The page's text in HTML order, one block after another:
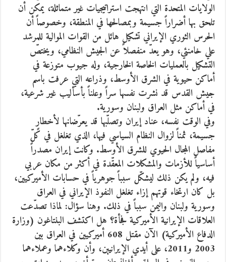
الولايات المتحدة التي انتهجت استراتيجيات غير متماثلة، يمكن أن
تلحق بها أضراراً جسيمة وبمصالحها في المنطقة، وخصوصاً أن
الحرس الثوري الإيراني تشكيل هائل من القوات الموالية للمرشد
علي خامنئي، وهو يعدّ منفصلاً عن الجيش النظامي، ويختصّ
التشكيل بالعمليات الخاصة الخارجية، وله جيوب متوزعة في
أماكن حيوية في الشرق الأوسط، وذراعه التي عرفت باسم
جيش القدس قد نشرت نفسها سراً وعلناً بأسأليب غير شرعية،
في أماكن مثل العراق ولبنان وسورية.
وفي الوقت نفسه، عناد إيران وتصلّبها قد يعرّضانها لأخطارٍ
جسيمة، ثمناً لزوال النظام السياسي فيها، الذي تغلغل في كلّ
مفاصل المجال الحيوي للشرق الأوسط. وكانت إيران مصدراً
أساسياً للأزمات والمشكلات المعقّدة في أكثر من مكان عربي
فيه، ولم يكن ذلك ليشكّل سبباً جوهرياً في حسابات الأميركيين،
بل كان ارتخاء قوتهم إزاء تغلغل النفوذ الإيراني في العراق
وسورية ولبنان واليمن سبباً في ذلك. وهنا سؤال: لماذا تصدّعت
العلاقات الإيرانية الأميركية فجأة؟ هل اكتشف البنتاغون (وزارة
الدفاع الأميركية) الآن مقتل 608 أميركيين في العراق بين
2003 و2011، على أيدي الإيرانيين، وأن وكلاءهما وعملاءهما